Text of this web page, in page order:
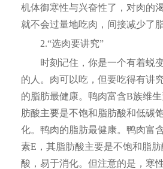
机体御寒性与兴奋性了，对肉的
就不会过量地吃肉，间接减少了
2.“选肉要讲究”
时刻记住，你是一个有着蜕变
的人。肉可以吃，但要吃得有讲
的脂肪最健康。鸭肉富含B族维
肪酸主要是不饱和脂肪酸和低碳
化。鸭肉的脂肪最健康。鸭肉富
素E，其脂肪酸主要是不饱和脂
酸，易于消化。但注意的是，寒